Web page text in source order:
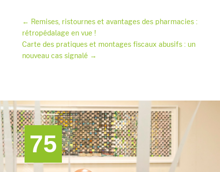
e
b
o
e
dI
n
l
← Remises, ristournes et avantages des pharmacies :
rétropédalage en vue !
Carte des pratiques et montages fiscaux abusifs : un
nouveau cas signalé→
75